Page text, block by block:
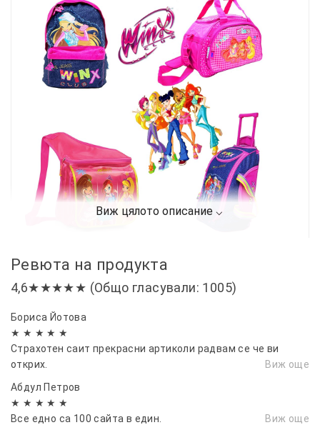
Ревюта на продукта
4,6★★★★★ (Общо гласували: 1005)
Бориса Йотова
★ ★ ★ ★ ★
Страхотен саит прекрасни артиколи радвам се че ви
открих.
Виж още
Абдул Петров
★ ★ ★ ★ ★
Все едно са 100 сайта в един.
Виж още